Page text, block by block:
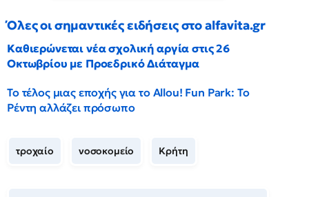
Όλες οι σημαντικές ειδήσεις στο alfavita.gr
Καθιερώνεται νέα σχολική αργία στις 26
Οκτωβρίου με Προεδρικό Διάταγμα
Το τέλος μιας εποχής για το Allou! Fun Park: Το
Ρέντη αλλάζει πρόσωπο
τροχαίο νοσοκομείο Κρήτη